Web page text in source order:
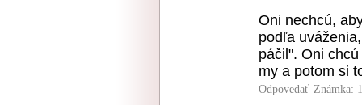
Oni nechcú,
podľa
páčil". Oni
my a potom si
Odpovedať Známka: